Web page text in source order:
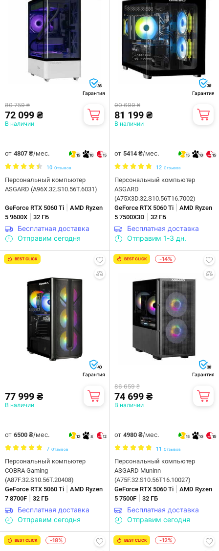
36
Гарантия
80 759 ₴
72 099 ₴
В наличии
от 4807 ₴/мес. 15 10 15
10 Отзывов
Персональный компьютер
ASGARD (A96X.32.S10.56T.6031)
GeForce RTX 5060 Ti
AMD Ryzen
5 9600X
32 ГБ
Бесплатная доставка
Отправим сегодня
36
Гарантия
90 699 ₴
81 199 ₴
В наличии
от 5414 ₴/мес. 15 10 15
12 Отзывов
Персональный компьютер
ASGARD
(A75X3D.32.S10.56T16.7002)
GeForce RTX 5060 Ti
AMD Ryzen
5 7500X3D
32 ГБ
Бесплатная доставка
Отправим 1-3 дн.
BEST CLICK
40
Гарантия
77 999 ₴
В наличии
от 6500 ₴/мес. 12 8 12
7 Отзывов
Персональный компьютер
COBRA Gaming
(A87F.32.S10.56T.20408)
GeForce RTX 5060 Ti
AMD Ryzen
7 8700F
32 ГБ
Бесплатная доставка
Отправим сегодня
BEST CLICK -14%
36
Гарантия
86 659 ₴
74 699 ₴
В наличии
от 4980 ₴/мес. 15 10 15
11 Отзывов
Персональный компьютер
ASGARD Muninn
(A75F.32.S10.56T16.10027)
GeForce RTX 5060 Ti
AMD Ryzen
5 7500F
32 ГБ
Бесплатная доставка
Отправим сегодня
BEST CLICK -18% BEST CLICK -12%